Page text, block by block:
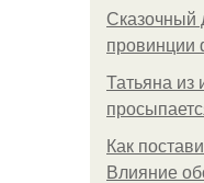
Сказочный
провинции
Татьяна из
Как
Влияние